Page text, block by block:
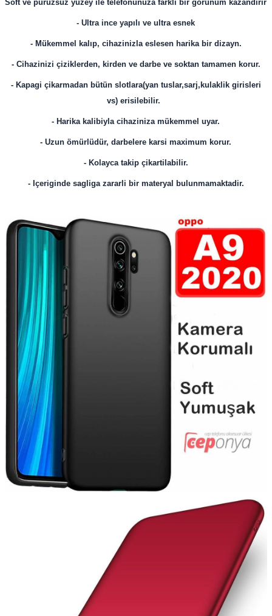
Soft ve pürüzsüz yüzey ile telefonunuza farkli bir görünüm kazandirir
- Ultra ince yapılı ve ultra esnek
- Mükemmel kalıp, cihazinizla eslesen harika bir dizayn.
- Cihazinizi çiziklerden, kirden ve darbe ve soktan tamamen korur.
- Kapagi çikarmadan bütün slotlara(yan tuslar,sarj,kulaklik girisleri
vs) erisilebilir.
- Harika kalibiyla cihaziniza mükemmel uyar.
- Uzun ömürlüdür, darbelere karsi maximum korur.
- Kolayca takip çikartilabilir.
- Içeriginde sagliga zararli bir materyal bulunmamaktadir.